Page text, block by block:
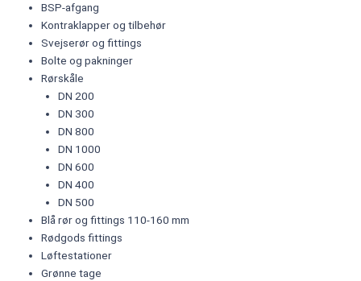
BSP-afgang
Kontraklapper og tilbehør
Svejserør og fittings
Bolte og pakninger
Rørskåle
DN 200
DN 300
DN 800
DN 1000
DN 600
DN 400
DN 500
Blå rør og fittings 110-160 mm
Rødgods fittings
Løftestationer
Grønne tage